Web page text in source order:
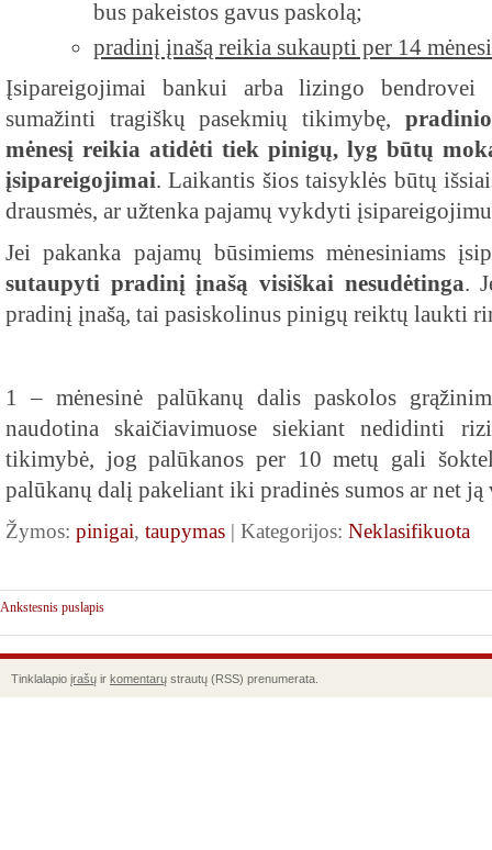
bus pakeistos gavus paskolą;
pradinį įnašą reikia sukaupti per 14
Įsipareigojimai bankui arba lizingo
sumažinti tragiškų pasekmių tikimybę,
mėnesį reikia atidėti tiek pinigų, lyg būtų
įsipareigojimai. Laikantis šios taisyklės būtų
drausmės, ar užtenka pajamų vykdyti
Jei pakanka pajamų būsimiems mėnesiniams
sutaupyti pradinį įnašą visiškai nesudėtinga.
pradinį įnašą, tai pasiskolinus pinigų reiktų laukti
1 – mėnesinė palūkanų dalis paskolos
naudotina skaičiavimuose siekiant nedidinti
tikimybė, jog palūkanos per 10 metų gali
palūkanų dalį pakeliant iki pradinės sumos ar net
Žymos: pinigai, taupymas | Kategorijos: Neklasifikuota
Ankstesnis puslapis
Tinklalapio įrašų ir komentarų strautų (RSS) prenumerata.